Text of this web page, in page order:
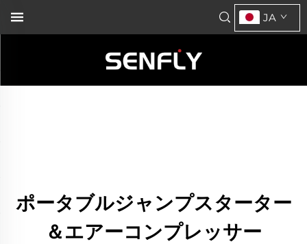
JA
ポータブルジャンプスターター
＆エアーコンプレッサー